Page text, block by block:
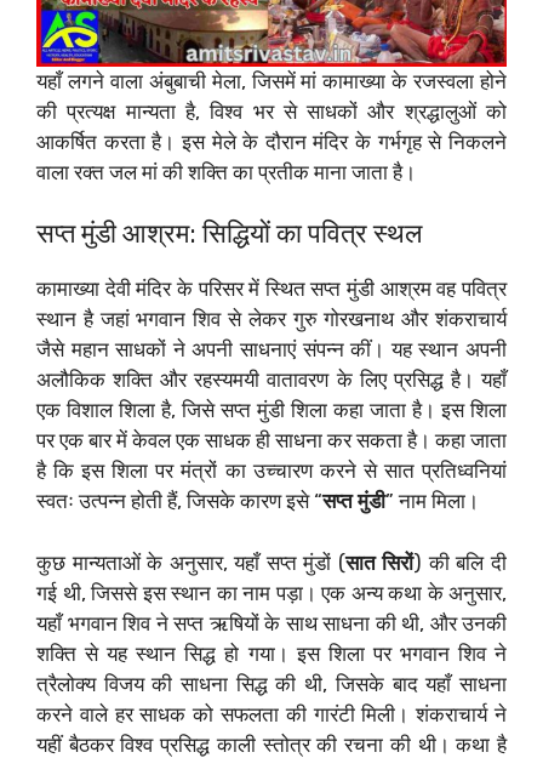
यहाँ लगने वाला अंबुबाची मेला, जिसमें मां कामाख्या के रजस्वला होने
की प्रत्यक्ष मान्यता है, विश्व भर से साधकों और श्रद्धालुओं को
आकर्षित करता है। इस मेले के दौरान मंदिर के गर्भगृह से निकलने
वाला रक्त जल मां की शक्ति का प्रतीक माना जाता है।
सप्त मुंडी आश्रम: सिद्धियों का पवित्र स्थल
कामाख्या देवी मंदिर के परिसर में स्थित सप्त मुंडी आश्रम वह पवित्र
स्थान है जहां भगवान शिव से लेकर गुरु गोरखनाथ और शंकराचार्य
जैसे महान साधकों ने अपनी साधनाएं संपन्न कीं। यह स्थान अपनी
अलौकिक शक्ति और रहस्यमयी वातावरण के लिए प्रसिद्ध है। यहाँ
एक विशाल शिला है, जिसे सप्त मुंडी शिला कहा जाता है। इस शिला
पर एक बार में केवल एक साधक ही साधना कर सकता है। कहा जाता
है कि इस शिला पर मंत्रों का उच्चारण करने से सात प्रतिध्वनियां
स्वतः उत्पन्न होती हैं, जिसके कारण इसे “सप्त मुंडी” नाम मिला।
कुछ मान्यताओं के अनुसार, यहाँ सप्त मुंडों (सात सिरों) की बलि दी
गई थी, जिससे इस स्थान का नाम पड़ा। एक अन्य कथा के अनुसार,
यहाँ भगवान शिव ने सप्त ऋषियों के साथ साधना की थी, और उनकी
शक्ति से यह स्थान सिद्ध हो गया। इस शिला पर भगवान शिव ने
त्रैलोक्य विजय की साधना सिद्ध की थी, जिसके बाद यहाँ साधना
करने वाले हर साधक को सफलता की गारंटी मिली। शंकराचार्य ने
यहीं बैठकर विश्व प्रसिद्ध काली स्तोत्र की रचना की थी। कथा है